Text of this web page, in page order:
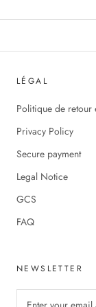
LÉGAL
Politique de retour
Privacy Policy
Secure payment
Legal Notice
GCS
FAQ
NEWSLETTER